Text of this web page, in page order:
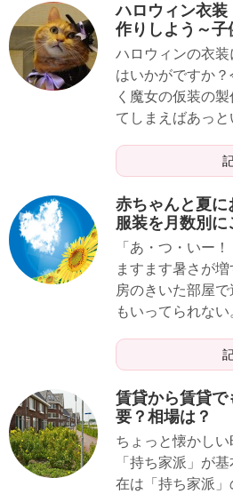
ハロウィン衣
作りしよう～子
ハロウィンの衣
はいかがですか
く魔女の仮装の
てしまえばあっ
赤ちゃんと夏
服装を月数別に
「あ・つ・いー
ますます暑さが
房のきいた部屋
もいってられな
賃貸から賃貸
要？相場は？
ちょっと懐かし
「持ち家派」が
在は「持ち家派